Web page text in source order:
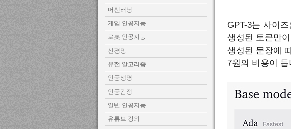
머신러닝
게임 인공지능
로봇 인공지능
신경망
유전 알고리즘
인공생명
인공감정
일반 인공지능
유튜브 강의
GPT-3는 사이
생성된 토큰만
생성된 문장에
7원의 비용이 듭